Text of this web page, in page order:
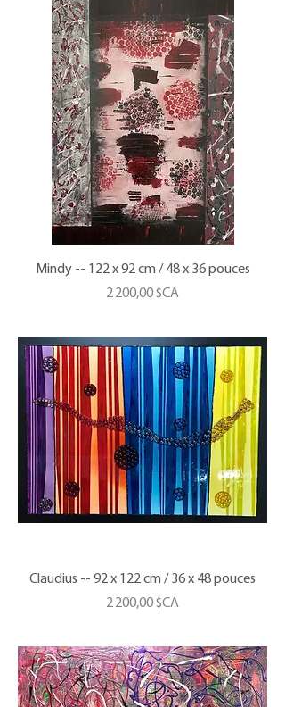
Mindy -- 122 x 92 cm / 48 x 36 pouces
Prix
2 200,00 $CA
Claudius -- 92 x 122 cm / 36 x 48 pouces
Prix
2 200,00 $CA